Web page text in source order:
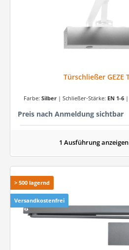
Türschließer GEZE
Farbe: Silber | Schließer-Stärke: EN 1-6 |
Preis nach Anmeldung sichtbar
1 Ausführung anzeigen
> 500 lagernd
Versandkostenfrei